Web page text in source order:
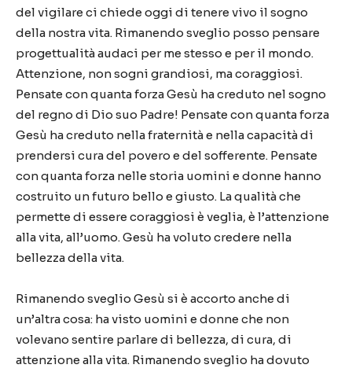
del vigilare ci chiede oggi di tenere vivo il sogno
della nostra vita. Rimanendo sveglio posso pensare
progettualità audaci per me stesso e per il mondo.
Attenzione, non sogni grandiosi, ma coraggiosi.
Pensate con quanta forza Gesù ha creduto nel sogno
del regno di Dio suo Padre! Pensate con quanta forza
Gesù ha creduto nella fraternità e nella capacità di
prendersi cura del povero e del sofferente. Pensate
con quanta forza nelle storia uomini e donne hanno
costruito un futuro bello e giusto. La qualità che
permette di essere coraggiosi è veglia, è l’attenzione
alla vita, all’uomo. Gesù ha voluto credere nella
bellezza della vita.
Rimanendo sveglio Gesù si è accorto anche di
un’altra cosa: ha visto uomini e donne che non
volevano sentire parlare di bellezza, di cura, di
attenzione alla vita. Rimanendo sveglio ha dovuto